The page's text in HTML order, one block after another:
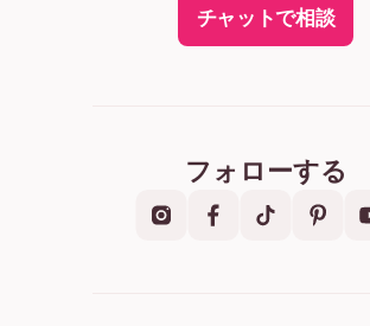
チャットで相談
フォローする